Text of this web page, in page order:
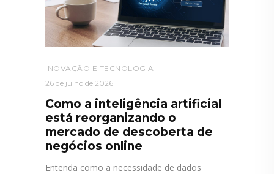
INOVAÇÃO E TECNOLOGIA
26 de julho de 2026
Como a inteligência artificial
está reorganizando o
mercado de descoberta de
negócios online
Entenda como a necessidade de dados